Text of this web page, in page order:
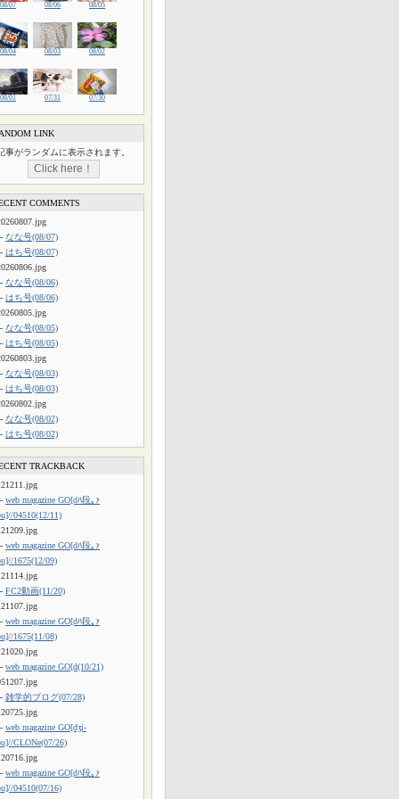
08/07 08/06 08/05
08/04 08/03 08/02
08/01 07/31 07/30
LINK
事がランダムに表示されます。
COMMENTS
なな号(08/07)
はち号(08/07)
なな号(08/06)
はち号(08/06)
なな号(08/05)
はち号(08/05)
なな号(08/03)
はち号(08/03)
なな号(08/02)
はち号(08/02)
TRACKBACK
web magazine GO[dﾊ段｡ｧ
04510(12/11)
web magazine GO[dﾊ段｡ｧ
1675(12/09)
FC2動画(11/20)
web magazine GO[dﾊ段｡ｧ
1675(11/08)
web magazine GO[d(10/21)
雑学的ブログ(07/28)
web magazine GO[dʒi-
CLONe(07/26)
web magazine GO[dﾊ段｡ｧ
04510(07/16)